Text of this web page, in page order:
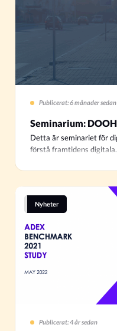
Publicerat: 6 månader sedan
Seminarium:
Detta är seminariet för
förstå framtidens
Nyheter
Publicerat: 4 år sedan